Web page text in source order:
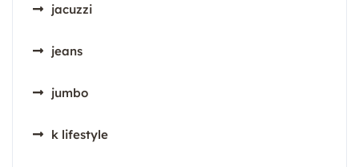
jacuzzi
jeans
jumbo
k lifestyle